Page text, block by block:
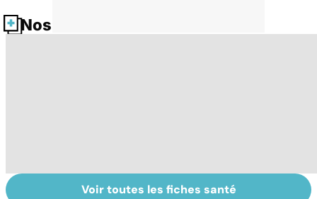
Nos fiches santé
Voir toutes les fiches santé